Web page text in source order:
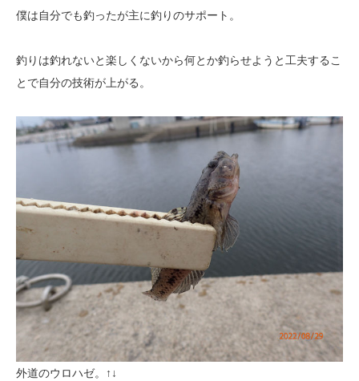
僕は自分でも釣ったが主に釣りのサポート。
釣りは釣れないと楽しくないから何とか釣らせようと工夫するこ
とで自分の技術が上がる。
外道のウロハゼ。↑↓